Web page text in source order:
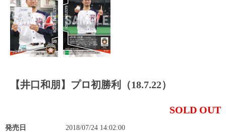
【井口和朋】プロ初勝利（18.7.22）
SOLD OUT
発売日 2018/07/24 14:02:00